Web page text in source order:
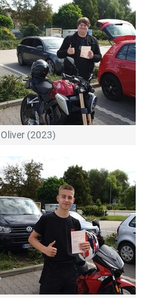
Oliver (2023)